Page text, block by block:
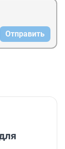
Отправить